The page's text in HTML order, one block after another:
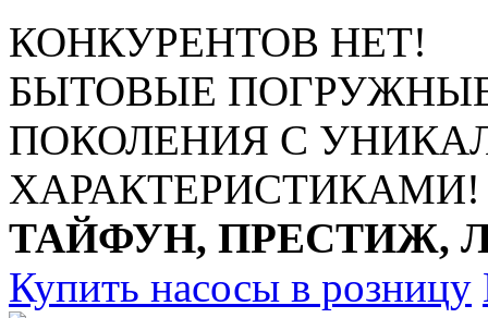
КОНКУРЕНТОВ НЕТ!
БЫТОВЫЕ
ПОКОЛЕНИЯ С
ХАРАКТЕРИСТИКАМИ!
ТАЙФУН, ПРЕСТИЖ,
Купить насосы в розницу